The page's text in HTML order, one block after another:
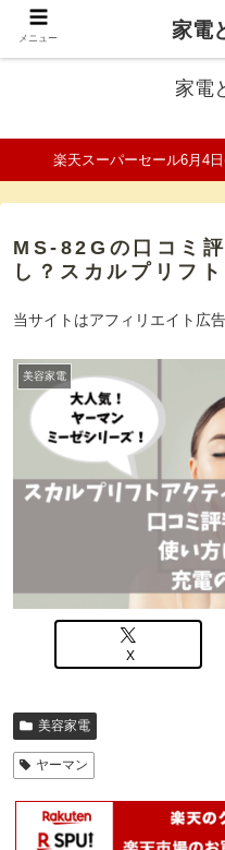
ファミリーの
家電
楽天スーパーセール6月4
MS-82Gの口コミ
し？スカルプリフ
当サイトはアフィリエイト広
美容家電
X
美容家電
ヤーマン
メニュー 家電